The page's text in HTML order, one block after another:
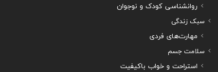
روانشناسی کودک و نوجوان
سبک زندگی
مهارت‌های فردی
سلامت جسم
استراحت و خواب باکیفیت